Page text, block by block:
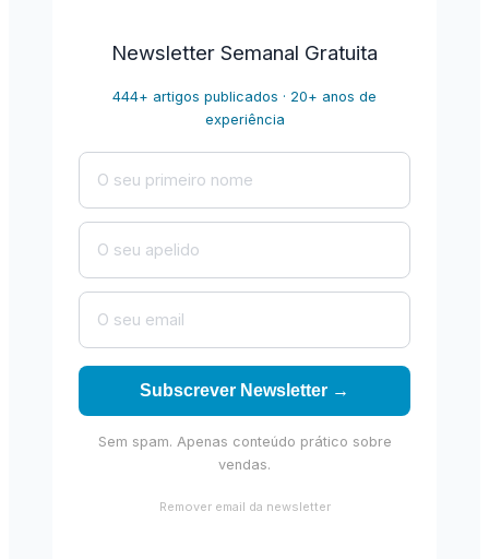
Newsletter Semanal Gratuita
444+ artigos publicados · 20+ anos de
experiência
Subscrever Newsletter →
Sem spam. Apenas conteúdo prático sobre
vendas.
Remover email da newsletter